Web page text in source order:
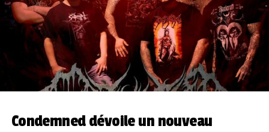
Condemned dévoile un nouveau